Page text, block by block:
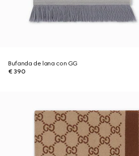
Bufanda de lana con GG
€ 390